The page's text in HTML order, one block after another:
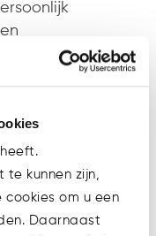
te kunnen zijn,
cookies om u een
Daarnaast
aan
is niet
en